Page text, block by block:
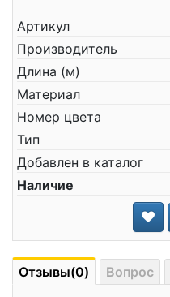
Артикул
Производитель
Длина (м)
Материал
Номер цвета
Тип
Добавлен в каталог
Наличие
Отзывы(0) Вопрос